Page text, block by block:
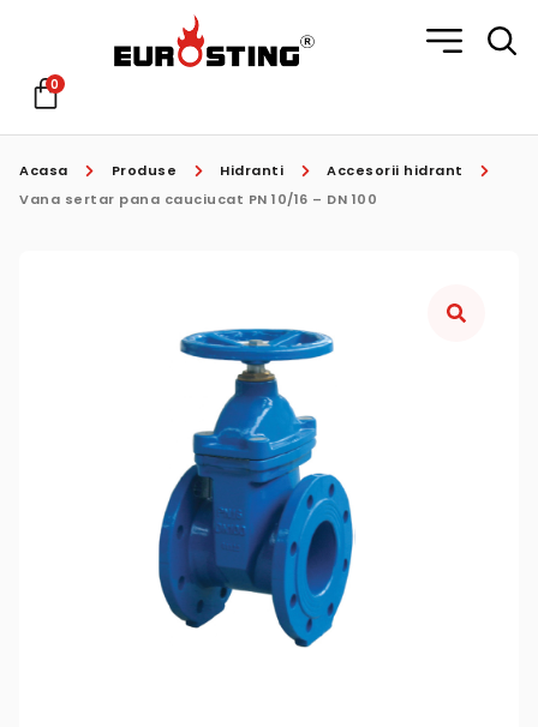
0
Acasa Produse Hidranti
Accesorii hidrant
Vana sertar pana cauciucat PN 10/16 – DN 100